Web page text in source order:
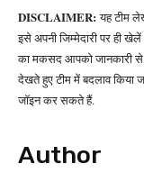
DISCLAIMER: यह टीम
इसे अपनी जिम्मेदारी पर ही
का मकसद आपको जानकारी से
देखते हुए टीम में बदलाव किया
जॉइन कर सकते हैं.
Author